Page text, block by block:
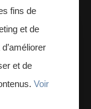
fins de
et de
et de
Voir